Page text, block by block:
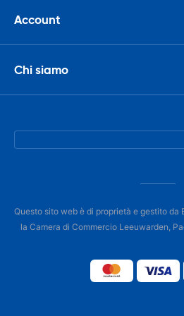
Account
Chi siamo
Questo sito web è di proprietà e gestito da
la Camera di Commercio Leeuwarden,